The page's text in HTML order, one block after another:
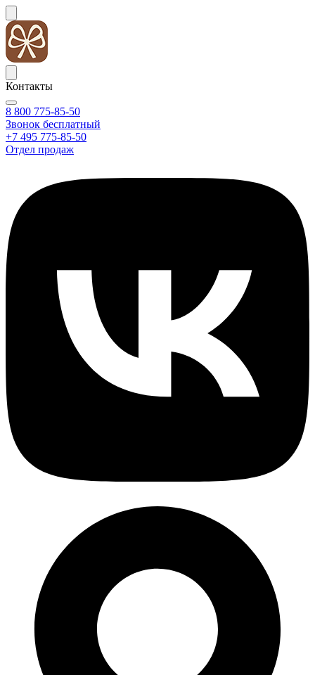
Контакты
8 800 775-85-50
Звонок бесплатный
+7 495 775-85-50
Отдел продаж